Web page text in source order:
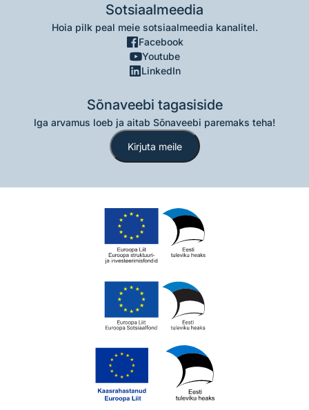
Sotsiaalmeedia
Hoia pilk peal meie sotsiaalmeedia kanalitel.
Facebook
Youtube
LinkedIn
Sõnaveebi tagasiside
Iga arvamus loeb ja aitab Sõnaveebi paremaks teha!
Kirjuta meile